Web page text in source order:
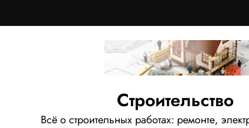
Строительство
Всё о строительных работах: ремонте,